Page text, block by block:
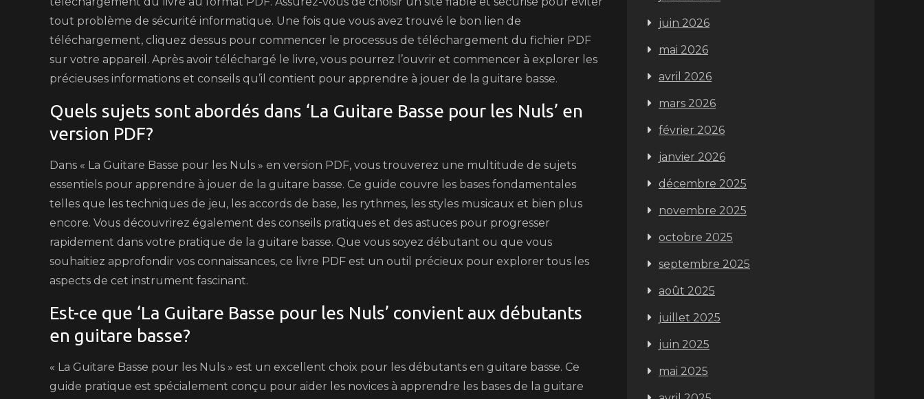
tout problème de sécurité informatique. Une fois que vous avez trouvé le bon lien de
téléchargement, cliquez dessus pour commencer le processus de téléchargement du fichier PDF
sur votre appareil. Après avoir téléchargé le livre, vous pourrez l’ouvrir et commencer à explorer les
précieuses informations et conseils qu’il contient pour apprendre à jouer de la guitare basse.
Quels sujets sont abordés dans ‘La Guitare Basse pour les Nuls’ en
version PDF?
Dans « La Guitare Basse pour les Nuls » en version PDF, vous trouverez une multitude de sujets
essentiels pour apprendre à jouer de la guitare basse. Ce guide couvre les bases fondamentales
telles que les techniques de jeu, les accords de base, les rythmes, les styles musicaux et bien plus
encore. Vous découvrirez également des conseils pratiques et des astuces pour progresser
rapidement dans votre pratique de la guitare basse. Que vous soyez débutant ou que vous
souhaitiez approfondir vos connaissances, ce livre PDF est un outil précieux pour explorer tous les
aspects de cet instrument fascinant.
Est-ce que ‘La Guitare Basse pour les Nuls’ convient aux débutants
en guitare basse?
« La Guitare Basse pour les Nuls » est un excellent choix pour les débutants en guitare basse. Ce
guide pratique est spécialement conçu pour aider les novices à apprendre les bases de la guitare
juin 2026
mai 2026
avril 2026
mars 2026
février 2026
janvier 2026
décembre 2025
novembre 2025
octobre 2025
septembre 2025
août 2025
juillet 2025
juin 2025
mai 2025